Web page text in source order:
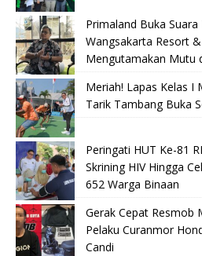
Primaland Buka
Wangsakarta Resort
Mengutamakan Mutu
Meriah! Lapas Kelas I
Tarik Tambang Buka
Peringati HUT Ke-81
Skrining HIV Hingga
652 Warga Binaan
Gerak Cepat Resmob
Pelaku Curanmor
Candi